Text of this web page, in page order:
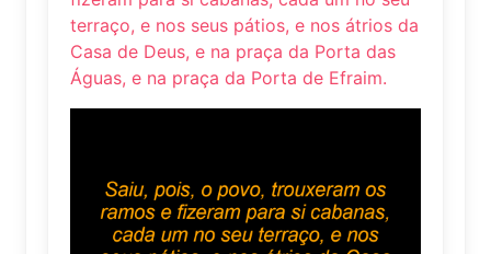
terraço, e nos seus pátios, e nos átrios da
Casa de Deus, e na praça da Porta das
Águas, e na praça da Porta de Efraim.